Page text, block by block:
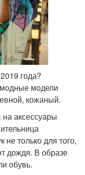
года?
модели
кожаный.
аксессуары
не только для того,
дождя. В образе
обувь.